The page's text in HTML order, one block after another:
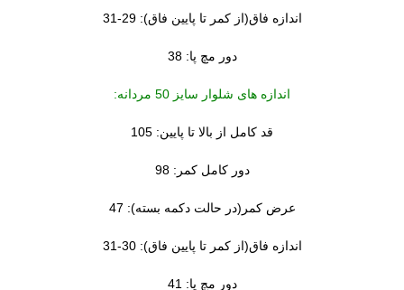
اندازه فاق(از کمر تا پایین فاق): 29-31
دور مچ پا: 38
اندازه های شلوار سایز 50 مردانه:
قد کامل از بالا تا پایین: 105
دور کامل کمر: 98
عرض کمر(در حالت دکمه بسته): 47
اندازه فاق(از کمر تا پایین فاق): 30-31
دور مچ پا: 41